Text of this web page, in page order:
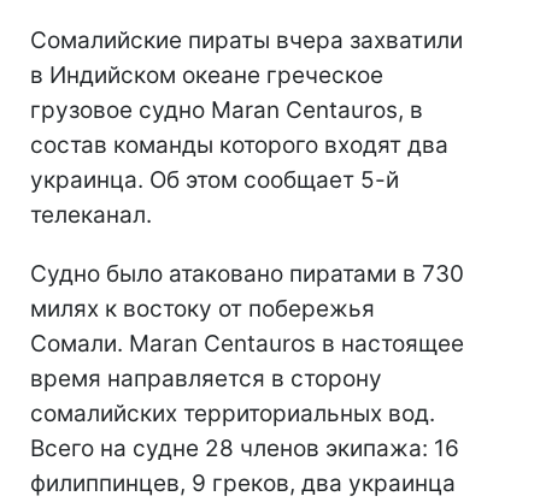
Сомалийские пираты вчера захватили
в Индийском океане греческое
грузовое судно Maran Centauros, в
состав команды которого входят два
украинца. Об этом сообщает 5-й
телеканал.
Судно было атаковано пиратами в 730
милях к востоку от побережья
Сомали. Maran Centauros в настоящее
время направляется в сторону
сомалийских территориальных вод.
Всего на судне 28 членов экипажа: 16
филиппинцев, 9 греков, два украинца